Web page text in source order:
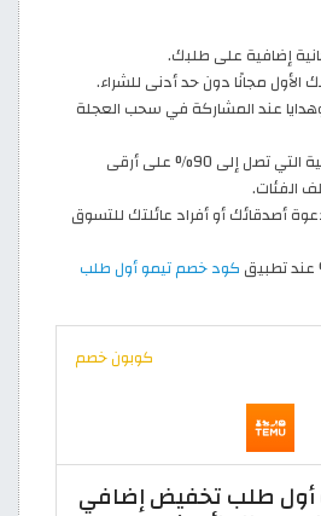
إضافية على طلبك.
مجانًا دون حد أدنى للشراء.
عند المشاركة في سحب العجلة
الخصومات الأساسية التي تصل إلى 90% على أرقى
الفئات.
أصدقائك أو أفراد عائلتك للتسوق
كود خصم تيمو أول طلب
كوبون خصم
طلب تخفيض إضافي